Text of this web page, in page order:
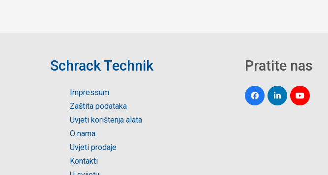
Schrack Technik
Impressum
Zaštita podataka
Uvjeti korištenja alata
O nama
Uvjeti prodaje
Kontakti
Pratite nas